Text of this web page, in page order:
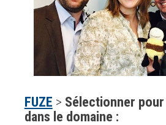
FUZE > Sélectionner
dans le domaine :